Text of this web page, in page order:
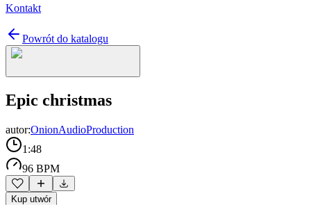
Kontakt
Powrót do katalogu
Epic christmas
autor:OnionAudioProduction
1:48
96 BPM
Kup utwór